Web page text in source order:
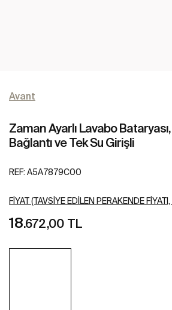
Avant
Zaman Ayarlı Lavabo
Bağlantı ve Tek Su Girişli
REF: A5A7879C00
FIYAT (TAVSIYE EDILEN PERAKENDE
18.672,00 TL